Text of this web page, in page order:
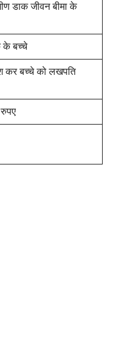
डाक जीवन बीमा के
बच्चे
कर बच्चे को लखपति